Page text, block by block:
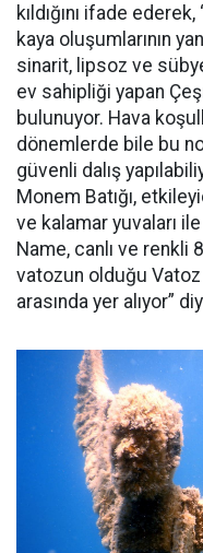
kıldığını ifade
kaya oluşumlarının
sinarit, lipsoz ve
ev sahipliği yapan
bulunuyor. Hava
dönemlerde bile bu
güvenli dalış
Monem Batığı,
ve kalamar yuvaları
Name, canlı ve renkli
vatozun olduğu Vatoz
arasında yer alıyor”